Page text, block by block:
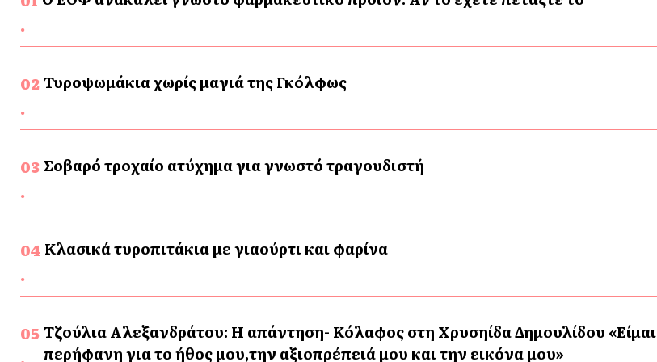
Τυροψωμάκια χωρίς μαγιά της Γκόλφως
Σοβαρό τροχαίο ατύχημα για γνωστό τραγουδιστή
Κλασικά τυροπιτάκια με γιαούρτι και φαρίνα
Τζούλια Αλεξανδράτου: Η απάντηση- Κόλαφος στη Χρυσηίδα Δημουλίδου «Είμαι
περήφανη για το ήθος μου,την αξιοπρέπειά μου και την εικόνα μου»